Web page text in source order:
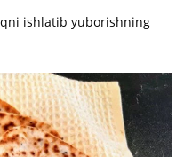
ishlatib yuborishning